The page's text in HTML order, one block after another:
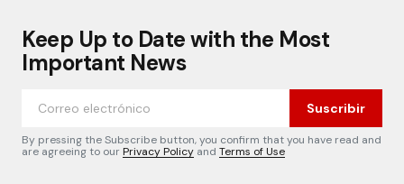
Keep Up to Date with the Most
Important News
Suscribir
By pressing the Subscribe button, you confirm that you have read and
are agreeing to ourPrivacy Policy and Terms of Use